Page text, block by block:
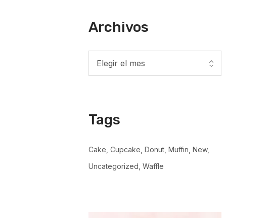
Archivos
Tags
Cake Cupcake Donut Muffin New
Uncategorized Waffle